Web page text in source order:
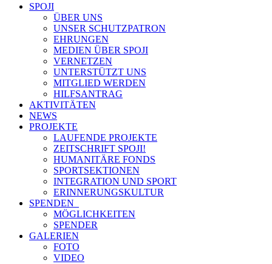
SPOJI
ÜBER UNS
UNSER SCHUTZPATRON
EHRUNGEN
MEDIEN ÜBER SPOJI
VERNETZEN
UNTERSTÜTZT UNS
MITGLIED WERDEN
HILFSANTRAG
AKTIVITÄTEN
NEWS
PROJEKTE
LAUFENDE PROJEKTE
ZEITSCHRIFT SPOJI!
HUMANITÄRE FONDS
SPORTSEKTIONEN
INTEGRATION UND SPORT
ERINNERUNGSKULTUR
SPENDEN
MÖGLICHKEITEN
SPENDER
GALERIEN
FOTO
VIDEO